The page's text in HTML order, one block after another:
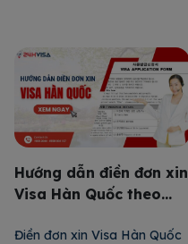
cảnh Nhật Bản là gì và quy
trình xin như thế nào, thì bài
viết này sẽ cung cấp đầy đủ
thông tin chi tiết […]
Hướng dẫn điền đơn xin
Visa Hàn Quốc theo
Điền đơn xin Visa Hàn Quốc